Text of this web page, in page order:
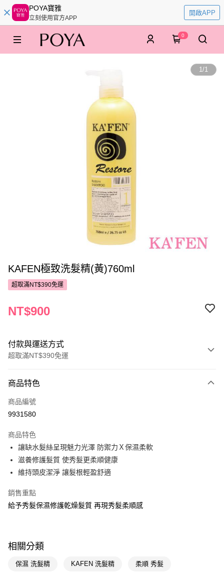
POYA寶雅
立刻使用官方APP
開啟APP
0
1/1
KAFEN極致洗髮精(黃)760ml
超取滿NT$390免運
NT$900
付款與運送方式
超取滿NT$390免運
POYA支付
信用卡一次付款
LINE Pay
Apple Pay
悠遊付
相關說明
【關於「AFTEE先享後付」】
即享券
商品特色
商品編號
9931580
商品特色
讓缺水髮絲呈現魅力光澤 防禦力Ｘ保濕柔軟
滋養修護髮質 使秀髮更柔順健康
維持頭皮潔淨 讓髮根輕盈舒適
銷售重點
給予秀髮保濕修護乾燥髮質 再現秀髮柔順感
相關分類
保濕 洗髮精 KAFEN 洗髮精 柔順 秀髮